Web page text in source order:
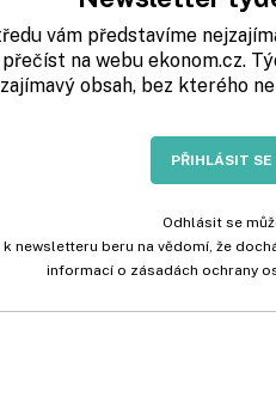
vám představíme
na webu ekonom.cz.
obsah, bez kterého
PŘIHLÁSIT SE
Odhlásit se
k newsletteru beru na vědomí, že
informací o zásadách ochrany